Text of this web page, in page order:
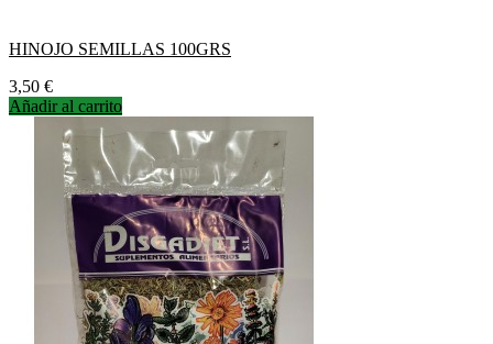
HINOJO SEMILLAS 100GRS
Precio
3,50 €
Añadir al carrito